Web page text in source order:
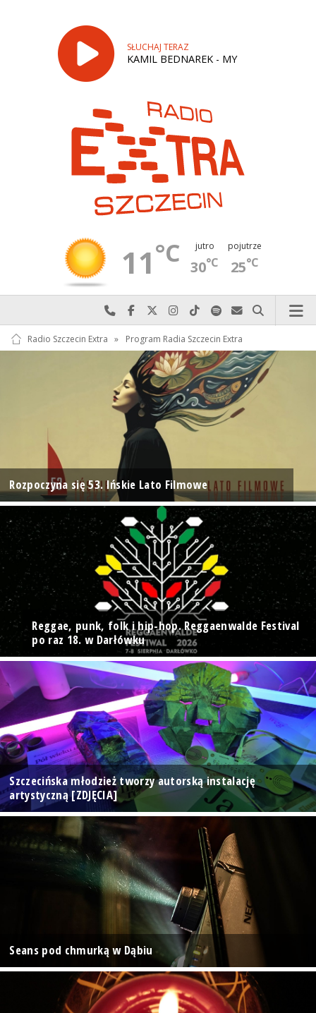
SŁUCHAJ TERAZ
KAMIL BEDNAREK - MY
11°C jutro
30°C
pojutrze
25°C
Najlepiej po prostu do nas zadzwoń
Odwiedź nas na Facebook-u
Odwiedź nas na X
Odwiedź nas na Instagram-ie
Odwiedź nas na TikTok-u
Szukaj nas na Spotify
Wyślij do nas
Szukaj
Radio Szczecin Extra » Program Radia Szczecin Extra
Rozpoczyna się 53. Ińskie Lato Filmowe
Reggae, punk, folk i hip-hop. Reggaenwalde Festival
po raz 18. w Darłówku
Szczecińska młodzież tworzy autorską instalację
artystyczną [ZDJĘCIA]
Seans pod chmurką w Dąbiu